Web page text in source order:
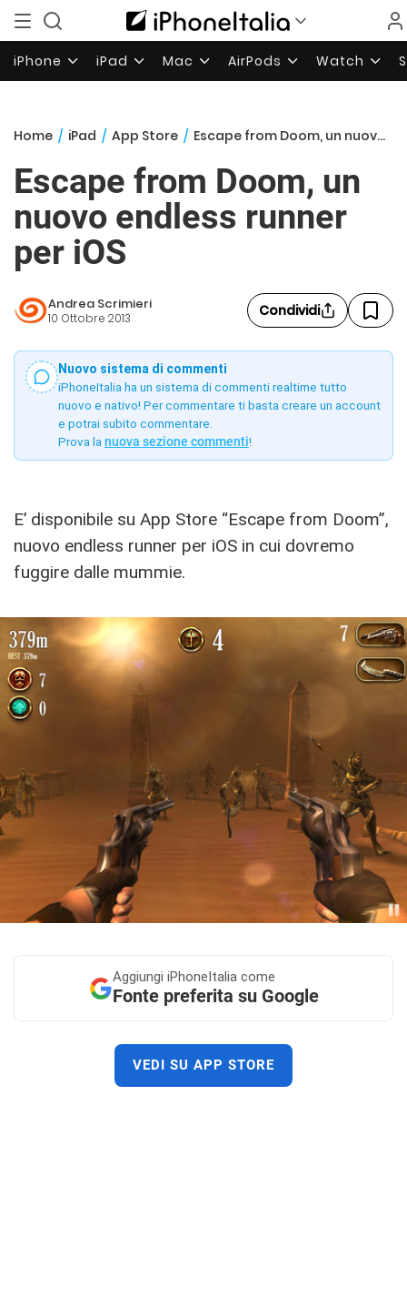
iPhone iPad Mac AirPods Watch
Home / iPad / App Store / Escape from Doom, un nuovo endless runner per iOS
Escape from Doom, un
nuovo endless runner
per iOS
Andrea Scrimieri
10 Ottobre 2013 Condividi
Nuovo sistema di commenti
iPhoneItalia ha un sistema di commenti realtime tutto
nuovo e nativo! Per commentare ti basta creare un account
e potrai subito commentare.
Prova la nuova sezione commenti!
E’ disponibile su App Store “Escape from Doom”,
nuovo endless runner per iOS in cui dovremo
fuggire dalle mummie.
Aggiungi iPhoneItalia come
Fonte preferita su Google
VEDI SU APP STORE